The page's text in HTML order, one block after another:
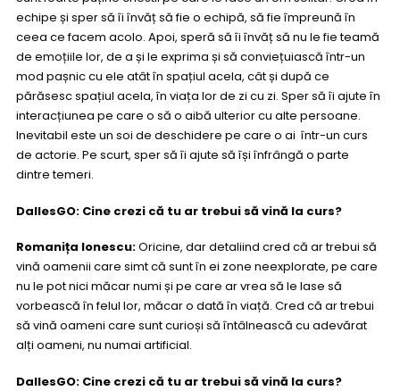
echipe și sper să îi învăț să fie o echipă, să fie împreună în
ceea ce facem acolo. Apoi, speră să îi învăț să nu le fie teamă
de emoțiile lor, de a și le exprima și să conviețuiască într-un
mod pașnic cu ele atât în spațiul acela, cât și după ce
părăsesc spațiul acela, în viața lor de zi cu zi. Sper să îi ajute în
interacțiunea pe care o să o aibă ulterior cu alte persoane.
Inevitabil este un soi de deschidere pe care o ai într-un curs
de actorie. Pe scurt, sper să îi ajute să își înfrângă o parte
dintre temeri.
DallesGO: Cine crezi că tu ar trebui să vină la curs?
Romanița Ionescu:Oricine, dar detaliind cred că ar trebui să
vină oamenii care simt că sunt în ei zone neexplorate, pe care
nu le pot nici măcar numi și pe care ar vrea să le lase să
vorbească în felul lor, măcar o dată în viață. Cred că ar trebui
să vină oameni care sunt curioși să întâlnească cu adevărat
alți oameni, nu numai artificial.
DallesGO: Cine crezi că tu ar trebui să vină la curs?